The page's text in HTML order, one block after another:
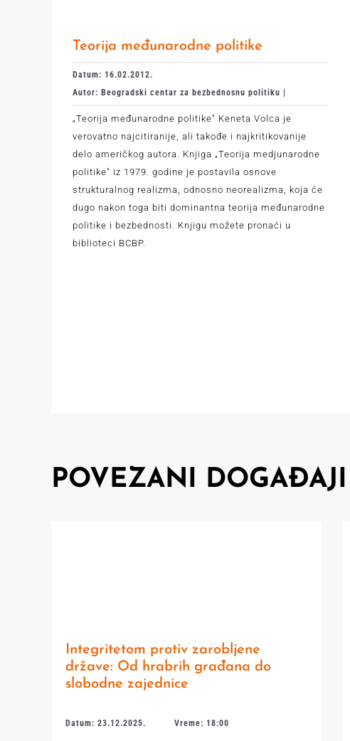
Teorija međunarodne politike
Datum: 16.02.2012.
Autor: Beogradski centar za bezbednosnu politiku |
„Teorija međunarodne politike" Keneta Volca je
verovatno najcitiranije, ali takođe i najkritikovanije
delo američkog autora. Knjiga „Teorija medjunarodne
politike" iz 1979. godine je postavila osnove
strukturalnog realizma, odnosno neorealizma, koja će
dugo nakon toga biti dominantna teorija međunarodne
politike i bezbednosti. Knjigu možete pronaći u
biblioteci BCBP.
POVEZANI DOGAĐAJI
Integritetom protiv zarobljene
države: Od hrabrih građana do
slobodne zajednice
Datum: 23.12.2025. Vreme: 18:00